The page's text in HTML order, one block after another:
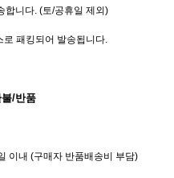
합니다 . (토/공휴일 제외)
로 패킹되어 발송됩니다
/반품
이내 (구매자 반품배송비 부담)